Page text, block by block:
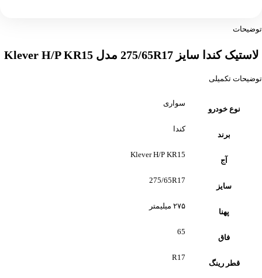
توضیحات
لاستیک کندا سایز 275/65R17 مدل Klever H/P KR15
توضیحات تکمیلی
نوع خودرو
سواری
برند
کندا
آج
Klever H/P KR15
سایز
275/65R17
پهنا
۲۷۵ میلیمتر
فاق
65
قطر رینگ
R17